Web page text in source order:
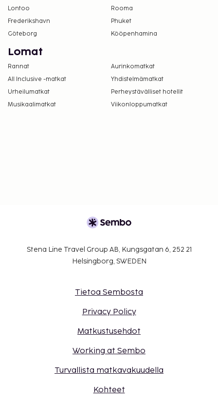
Lontoo
Rooma
Frederikshavn
Phuket
Göteborg
Kööpenhamina
Lomat
Rannat
Aurinkomatkat
All Inclusive -matkat
Yhdistelmämatkat
Urheilumatkat
Perheystävälliset hotellit
Musikaalimatkat
Viikonloppumatkat
Stena Line Travel Group AB, Kungsgatan 6, 252 21
Helsingborg, SWEDEN
Tietoa Sembosta
Privacy Policy
Matkustusehdot
Working at Sembo
Turvallista matkavakuudella
Kohteet